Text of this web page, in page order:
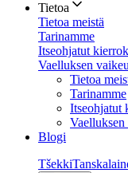
Tietoa
Tietoa meistä
Tarinamme
Itseohjatut
Vaelluksen
Tietoa
Tarinamme
Itseohjatut
Vaelluksen
Blogi
Tšekki